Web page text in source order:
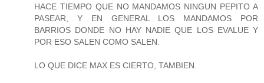
HACE TIEMPO QUE NO MANDAMOS NINGUN PEPITO A
PASEAR, Y EN GENERAL LOS MANDAMOS POR
BARRIOS DONDE NO HAY NADIE QUE LOS EVALUE Y
POR ESO SALEN COMO SALEN.
LO QUE DICE MAX ES CIERTO, TAMBIEN.